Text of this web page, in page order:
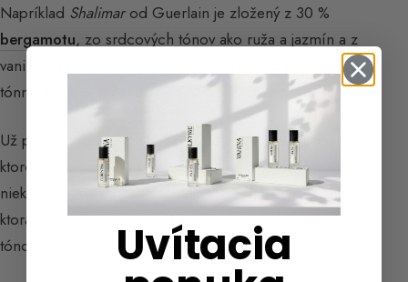
Napríklad Shalimarod Guerlain je zložený z 30 %
bergamotu, zo srdcových tónov ako ruža a jazmín a z
vanilky v základných tónoch, doplnených balzamickými
tónmi a tónmi kože, dreva a živočíšnych ingrediencií.
Už pri vrchných tónoch je možné vnímať vanilkové tóny,
ktoré sú pritom zaradené do základných tónov. V
niektorých vôňach totiž existuje akási transparentnosť,
ktorá umožňuje vnímať základné tóny už pri vrchných
tónoch.
Uvítacia